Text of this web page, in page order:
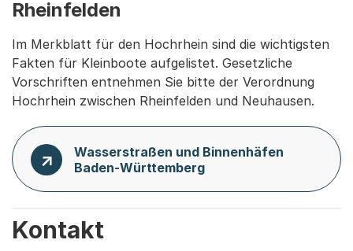
Rheinfelden
Im Merkblatt für den Hochrhein sind die wichtigsten
Fakten für Kleinboote aufgelistet. Gesetzliche
Vorschriften entnehmen Sie bitte der Verordnung
Hochrhein zwischen Rheinfelden und Neuhausen.
Wasserstraßen und Binnenhäfen
Baden-Württemberg
Kontakt